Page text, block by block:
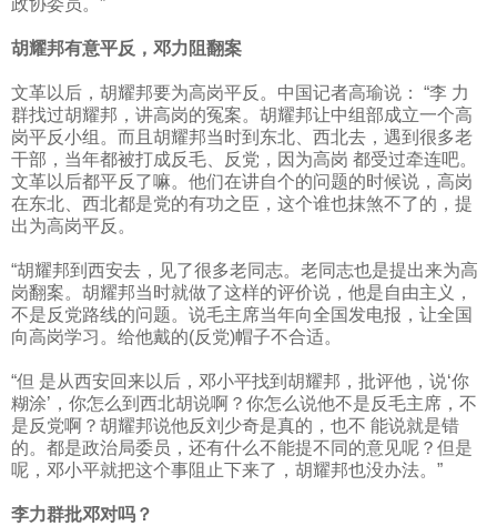
政协委员。”
胡耀邦有意平反，邓力阻翻案
文革以后，胡耀邦要为高岗平反。中国记者高瑜说：
“李 力
群找过胡耀邦，讲高岗的冤案。胡耀邦让中组部成立一个高
岗平反小组。而且胡耀邦当时到东北、西北去，遇到很多老
干部，当年都被打成反毛、反党，因为高岗 都受过牵连吧。
文革以后都平反了嘛。他们在讲自个的问题的时候说，高岗
在东北、西北都是党的有功之臣，这个谁也抹煞不了的，提
出为高岗平反。
“胡耀邦到西安去，见了很多老同志。老同志也是提出来为高
岗翻案。胡耀邦当时就做了这样的评价说，他是自由主义，
不是反党路线的问题。说毛主席当年向全国发电报，让全国
向高岗学习。给他戴的(反党)帽子不合适。
“但 是从西安回来以后，邓小平找到胡耀邦，批评他，说‘你
糊涂’，你怎么到西北胡说啊？你怎么说他不是反毛主席，不
是反党啊？胡耀邦说他反刘少奇是真的，也不 能说就是错
的。都是政治局委员，还有什么不能提不同的意见呢？但是
呢，邓小平就把这个事阻止下来了，胡耀邦也没办法。”
李力群批邓对吗？